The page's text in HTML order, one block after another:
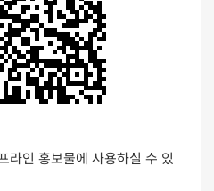
라인 홍보물에 사용하실 수 있